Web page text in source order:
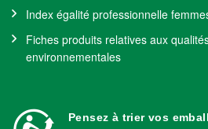
Index égalité professionnelle
Fiches produits relatives aux
environnementales
Pensez à trier vos